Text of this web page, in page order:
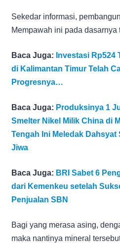
Sekedar informasi,
Mempawah ini pada dasarnya
Baca Juga: Investasi Rp524
di Kalimantan Timur Telah
Progresnya…
Baca Juga: Produksinya 1
Smelter Nikel Milik China di
Tengah Ini Meledak Dahsyat
Jiwa
Baca Juga: BRI Sabet 6
dari Kemenkeu setelah
Penjualan SBN
Bagi yang merasa asing,
maka nantinya mineral